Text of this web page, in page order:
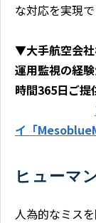
な対応を実現で
▼大手航空会
運用監視の経
時間365日ご提
イ「
ヒューマ
人為的なミス